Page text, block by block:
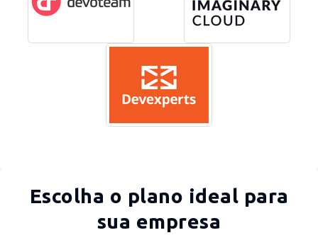
Escolha o plano ideal para
sua empresa